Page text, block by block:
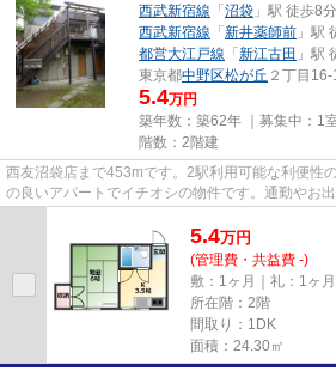
西武新宿線 「 沼袋 」駅 徒歩8分
西武新宿線 「 新井薬師前 」駅
都営大江戸線 「 新江古田 」駅
東京都中野区松が丘 ２丁目
5.4万円
築年数：築62年 ｜募集中： 1
階数：2階建
西友沼袋店まで453mです。2駅利用可能な利便性
の良いアパートでイチオシの物件です。通勤やお
5.4万円
(管理費・共益費 -)
敷：1ヶ月｜礼：1ヶ月
所在階：2階
間取り：1DK
面積：24.30㎡